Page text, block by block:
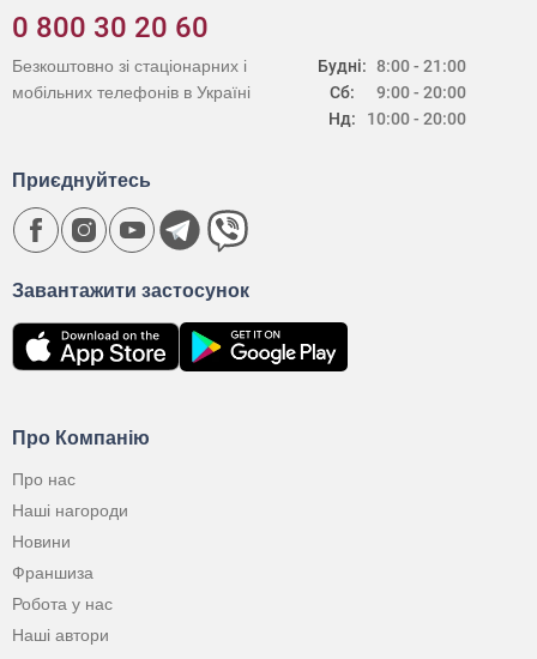
0 800 30 20 60
Будні:
Сб:
Нд:
8:00 - 21:00
9:00 - 20:00
10:00 - 20:00
Безкоштовно зі стаціонарних і
мобільних телефонів в Україні
Про Компанію
Про нас
Наші нагороди
Новини
Франшиза
Робота у нас
Наші автори
Завантажити застосунок
Приєднуйтесь